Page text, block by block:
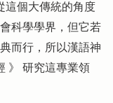
這個大傳統的角度
科學學界，但它若
而行，所以漢語神
》 研究這專業領